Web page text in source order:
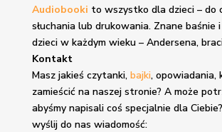
Audiobooki to wszystko dla dzieci – do
słuchania lub drukowania. Znane baśnie
dzieci w każdym wieku – Andersena,
Kontakt
Masz jakieś czytanki, bajki, opowiadania,
zamieścić na naszej stronie? A może
abyśmy napisali coś specjalnie dla
wyślij do nas wiadomość: